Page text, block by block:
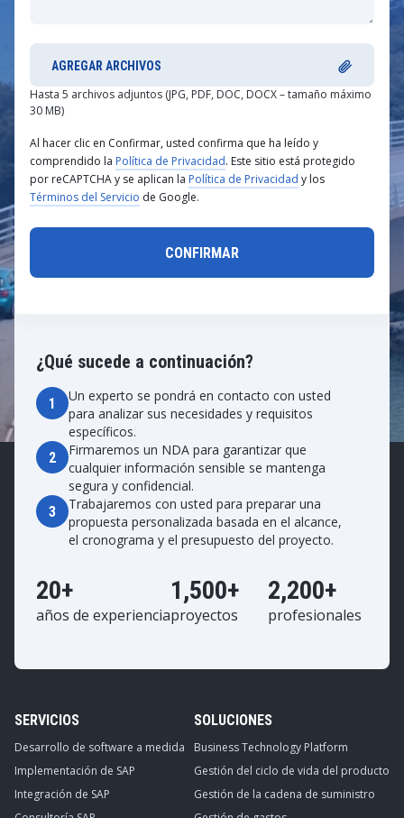
¿Qué sucede a continuación?
1
Un experto se pondrá en contacto con usted
para analizar sus necesidades y requisitos
específicos.
2
Firmaremos un NDA para garantizar que
cualquier información sensible se mantenga
segura y confidencial.
3
Trabajaremos con usted para preparar una
propuesta personalizada basada en el alcance,
el cronograma y el presupuesto del proyecto.
20+
años de experiencia
1,500+
proyectos
2,200+
profesionales
AGREGAR ARCHIVOS
Hasta 5 archivos adjuntos (JPG, PDF, DOC, DOCX – tamaño máximo
30 MB)
Al hacer clic en Confirmar, usted confirma que ha leído y
comprendido la Política de Privacidad. Este sitio está protegido
por reCAPTCHA y se aplican la Política de Privacidad y los
Términos del Servicio de Google.
SERVICIOS
Desarrollo de software a medida
Implementación de SAP
Integración de SAP
SOLUCIONES
Business Technology Platform
Gestión del ciclo de vida del producto
Gestión de la cadena de suministro